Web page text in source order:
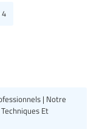
4
| Notre
Et